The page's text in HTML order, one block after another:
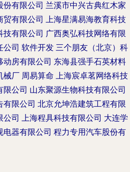
份有限公司 兰溪市中兴古典红木家
贸有限公司 上海星满易海教育科技
技有限公司 广西奥弘科技网络有限
公司 软件开发 三个朋友（北京）科
动房有限公司 东海县强手石英材料
械厂 周易算命 上海宸卓茗网络科技
限公司 山东聚源生物科技有限公司
有限公司 北京允坤浩建筑工程有限
公司 上海程具科技有限公司 大连学
电器有限公司 程力专用汽车股份有